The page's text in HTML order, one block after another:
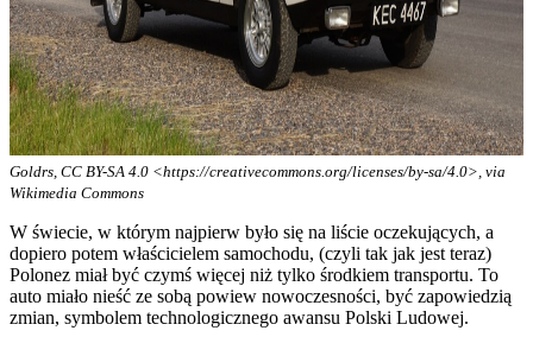
Goldrs, CC BY-SA 4.0 <https://creativecommons.org/licenses/by-sa/4.0>, via
Wikimedia Commons
W świecie, w którym najpierw było się na liście oczekujących, a
dopiero potem właścicielem samochodu, (czyli tak jak jest teraz)
Polonez miał być czymś więcej niż tylko środkiem transportu. To
auto miało nieść ze sobą powiew nowoczesności, być zapowiedzią
zmian, symbolem technologicznego awansu Polski Ludowej.